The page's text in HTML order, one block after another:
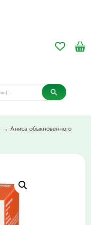
→ Аниса обыкновенного